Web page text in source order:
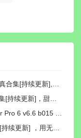
元小仙女，让你的心跳加速！
作品与社交账号介绍
b015 付费高级版
的魅力征服了无数粉丝的心